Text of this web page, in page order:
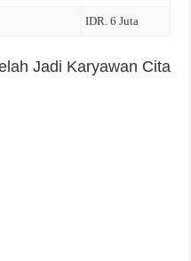
IDR. 6 Juta
Jadi Karyawan Cita